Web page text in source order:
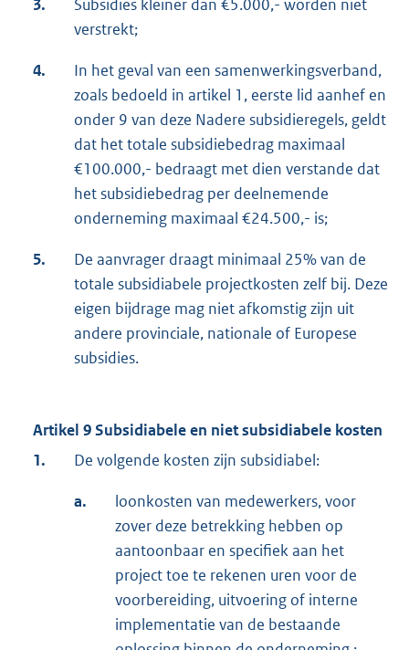
3.
Subsidies kleiner dan €5.000,- worden niet
verstrekt;
4.
In het geval van een samenwerkingsverband,
zoals bedoeld in artikel 1, eerste lid aanhef en
onder 9 van deze Nadere subsidieregels, geldt
dat het totale subsidiebedrag maximaal
€100.000,- bedraagt met dien verstande dat
het subsidiebedrag per deelnemende
onderneming maximaal €24.500,- is;
5.
De aanvrager draagt minimaal 25% van de
totale subsidiabele projectkosten zelf bij. Deze
eigen bijdrage mag niet afkomstig zijn uit
andere provinciale, nationale of Europese
subsidies.
Artikel 9 Subsidiabele en niet subsidiabele kosten
1.
De volgende kosten zijn subsidiabel:
a.
loonkosten van medewerkers, voor
zover deze betrekking hebben op
aantoonbaar en specifiek aan het
project toe te rekenen uren voor de
voorbereiding, uitvoering of interne
implementatie van de bestaande